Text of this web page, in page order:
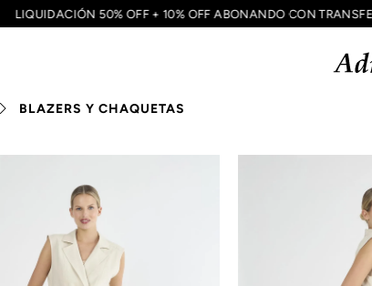
LIQUIDACIÓN 50% OFF + 10% OFF ABONANDO CON
BLAZERS Y CHAQUETAS